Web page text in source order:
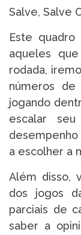
Salve, Salve
Este
aqueles
rodada,
números de
jogando
escalar
a escolher a
Além disso,
dos jogos
parciais de
saber a